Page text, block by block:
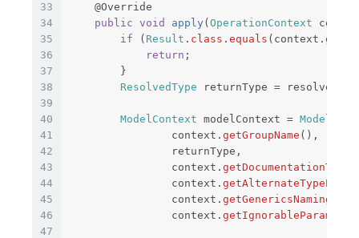
33
34
35
36
37
38
39
40
41
42
43
44
45
46
47
@Override
public void apply ( OperationContext
if
( Result . class . equals ( context .
return ;
}
ResolvedType
returnType = resolver
ModelContext modelContext =
context . getGroupName (),
returnType ,
context . getDocumentationType
context .
context .
context .